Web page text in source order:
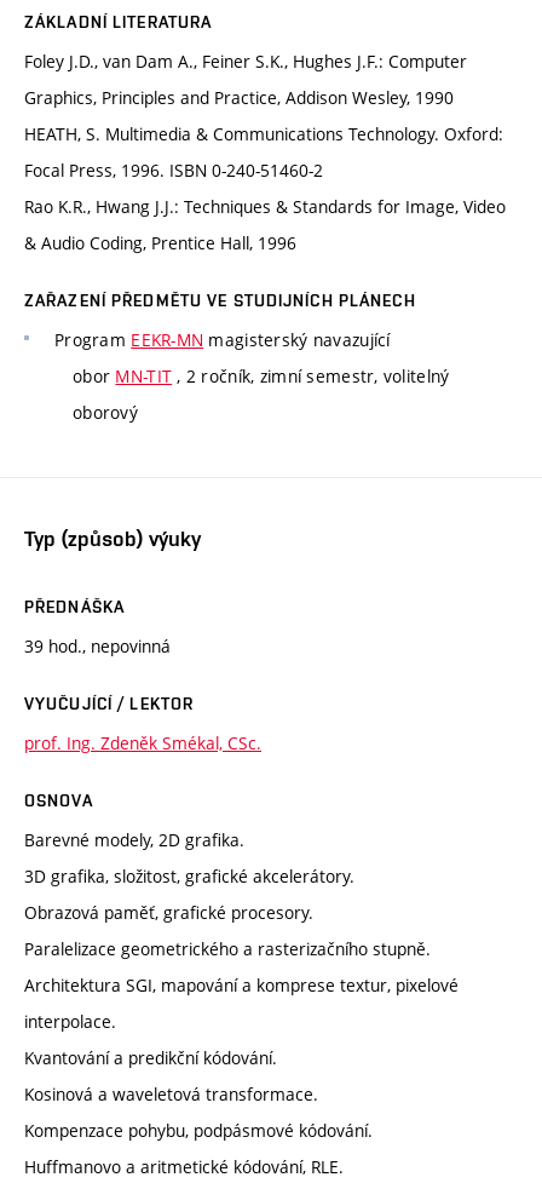
ZÁKLADNÍ LITERATURA
Foley J.D., van Dam A., Feiner S.K., Hughes J.F.: Computer
Graphics, Principles and Practice, Addison Wesley, 1990
HEATH, S. Multimedia & Communications Technology. Oxford:
Focal Press, 1996. ISBN 0-240-51460-2
Rao K.R., Hwang J.J.: Techniques & Standards for Image, Video
& Audio Coding, Prentice Hall, 1996
ZAŘAZENÍ PŘEDMĚTU VE STUDIJNÍCH PLÁNECH
Program EEKR-MN magisterský navazující
obor MN-TIT , 2 ročník, zimní semestr, volitelný
oborový
Typ (způsob) výuky
PŘEDNÁŠKA
39 hod., nepovinná
VYUČUJÍCÍ / LEKTOR
prof. Ing. Zdeněk Smékal, CSc.
OSNOVA
Barevné modely, 2D grafika.
3D grafika, složitost, grafické akcelerátory.
Obrazová paměť, grafické procesory.
Paralelizace geometrického a rasterizačního stupně.
Architektura SGI, mapování a komprese textur, pixelové
interpolace.
Kvantování a predikční kódování.
Kosinová a waveletová transformace.
Kompenzace pohybu, podpásmové kódování.
Huffmanovo a aritmetické kódování, RLE.